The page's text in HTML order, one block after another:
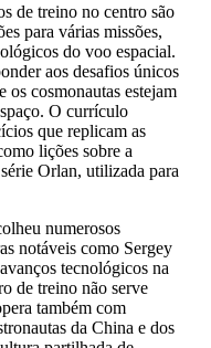
de treino no centro são
para várias missões,
do voo espacial.
aos desafios únicos
os cosmonautas estejam
O currículo
que replicam as
lições sobre a
Orlan, utilizada para
numerosos
notáveis como Sergey
tecnológicos na
de treino não serve
também com
da China e dos